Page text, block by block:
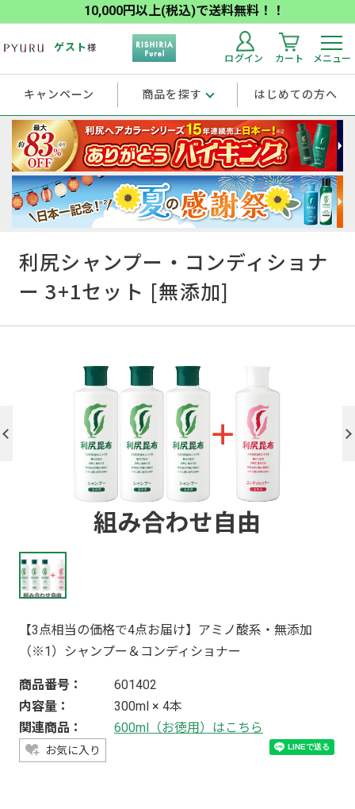
10,000円以上(税込)で送料無料！！
ゲスト様
ログイン カート メニュー
キャンペーン 商品を探す はじめての方へ
利尻シャンプー・コンディショナ
ー 3+1セット [無添加]
【3点相当の価格で4点お届け】アミノ酸系・無添加
（※1）シャンプー＆コンディショナー
商品番号：
601402
内容量：
300ml × 4本
関連商品：
600ml（お徳用）はこちら
お気に入り